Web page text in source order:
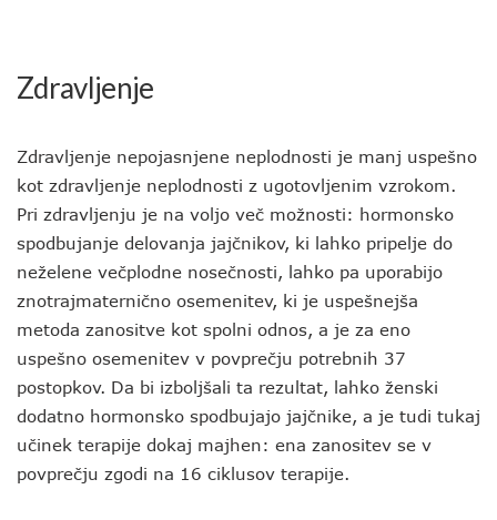
Zdravljenje
Zdravljenje nepojasnjene neplodnosti je manj uspešno
kot zdravljenje neplodnosti z ugotovljenim vzrokom.
Pri zdravljenju je na voljo več možnosti: hormonsko
spodbujanje delovanja jajčnikov, ki lahko pripelje do
neželene večplodne nosečnosti, lahko pa uporabijo
znotrajmaternično osemenitev, ki je uspešnejša
metoda zanositve kot spolni odnos, a je za eno
uspešno osemenitev v povprečju potrebnih 37
postopkov. Da bi izboljšali ta rezultat, lahko ženski
dodatno hormonsko spodbujajo jajčnike, a je tudi tukaj
učinek terapije dokaj majhen: ena zanositev se v
povprečju zgodi na 16 ciklusov terapije.